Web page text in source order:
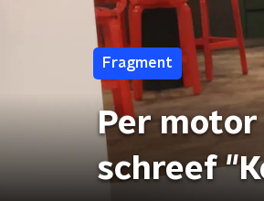
Fragment
Per motor